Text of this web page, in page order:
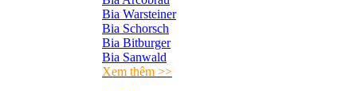
Bia Warsteiner
Bia Schorsch
Bia Bitburger
Bia Sanwald
Xem thêm >>